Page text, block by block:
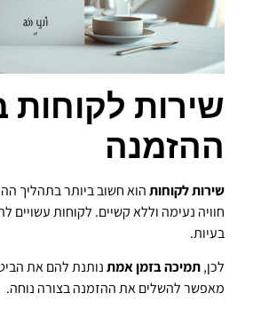
שירות
ההזמנה
שירות לקוחותהוא חשוב ביותר בתהליך
חוויה נעימה וללא קשיים. לקוחות
בעיות.
לכן,תמיכה בזמן אמתנותנת להם את
מאפשר להשלים את ההזמנה בצורה נוחה.